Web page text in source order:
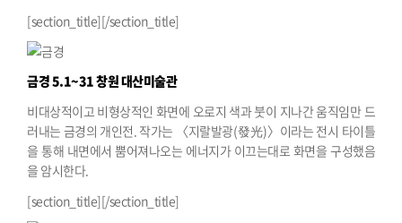
[section_title][/section_title]
금경5.1~31 창원 대산미술관
비대상적이고 비형상적인 화면에 오로지 색과 붓이 지나간 움직임만 드
러내는 금경의 개인전. 작가는 〈지랄발광(發光)〉이라는 전시 타이틀
을 통해 내면에서 뿜어져나오는 에너지가 이끄는대로 화면을 구성했음
을 암시한다.
[section_title][/section_title]